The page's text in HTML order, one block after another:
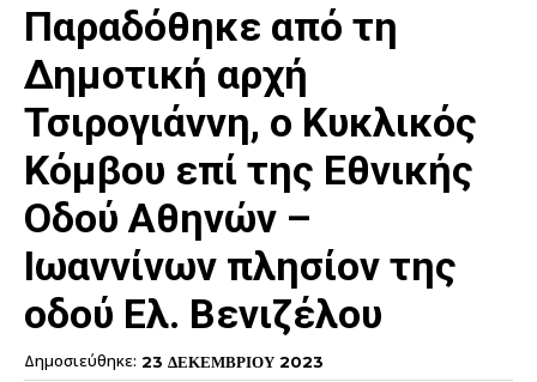
Παραδόθηκε από τη
Δημοτική αρχή
Τσιρογιάννη, ο Κυκλικός
Κόμβου επί της Εθνικής
Οδού Αθηνών –
Ιωαννίνων πλησίον της
οδού Ελ. Βενιζέλου
Δημοσιεύθηκε: 23 ΔΕΚΕΜΒΡΙΟΥ 2023